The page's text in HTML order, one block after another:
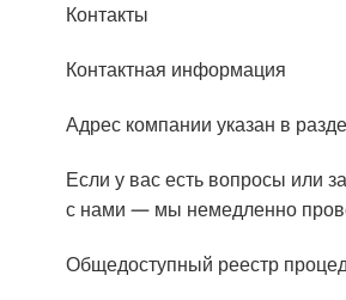
Контакты
Контактная информация
Адрес компании указан в
Если у вас есть вопросы или
с нами — мы немедленно
Общедоступный реестр